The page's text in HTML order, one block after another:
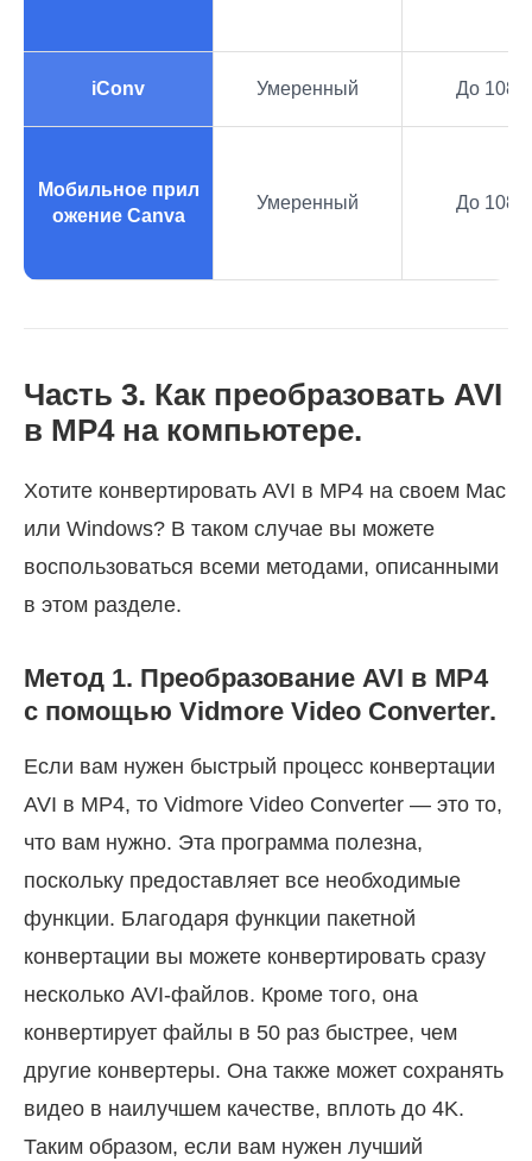
iConv Умеренный До
Мобильное прил
ожение Canva
Умеренный До
Часть 3. Как преобразовать AVI
в MP4 на компьютере.
Хотите конвертировать AVI в MP4 на своем Mac
или Windows? В таком случае вы можете
воспользоваться всеми методами, описанными
в этом разделе.
Метод 1. Преобразование AVI в MP4
с помощью Vidmore Video Converter.
Если вам нужен быстрый процесс конвертации
AVI в MP4, то Vidmore Video Converter — это то,
что вам нужно. Эта программа полезна,
поскольку предоставляет все необходимые
функции. Благодаря функции пакетной
конвертации вы можете конвертировать сразу
несколько AVI-файлов. Кроме того, она
конвертирует файлы в 50 раз быстрее, чем
другие конвертеры. Она также может сохранять
видео в наилучшем качестве, вплоть до 4K.
Таким образом, если вам нужен лучший